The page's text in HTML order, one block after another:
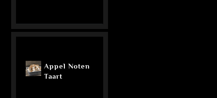
Appel Noten
Taart